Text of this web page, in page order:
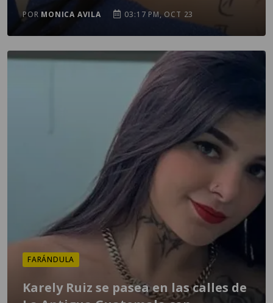
POR MONICA AVILA 03:17 PM, OCT 23
FARÁNDULA
Karely Ruiz se pasea en las calles de